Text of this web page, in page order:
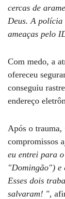
cercas de
Deus. A polícia
ameaças pelo
Com medo, a
ofereceu
conseguiu
endereço
Após o trauma,
compromissos
eu entrei para
"Domingão") e
Esses dois
salvaram! ",